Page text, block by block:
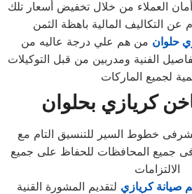
العملاء من خلال تخفيض أسعار تلك
حلوان من هم علي درجة عاليه من
الفنية ومدربين من قبل التوكيلات
لجميع الماركات
كريازي بحلوان
خطوط السير للتنسيق التام مع
فى جميع المحافظات للحفاظ على جميع
الالتزامات
صيانة كريازي لتقديم المشورة القنية